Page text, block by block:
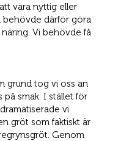
vara nyttig eller
behövde därför göra
Vi behövde få
grund tog vi oss an
smak. I stället för
vi
gröt som faktiskt är
Genom